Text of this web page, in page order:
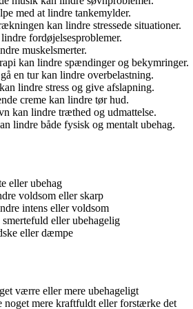
med at lindre tankemylder.
kan lindre stressede situationer.
fordøjelsesproblemer.
muskelsmerter.
kan lindre spændinger og bekymringer.
en tur kan lindre overbelastning.
lindre stress og give afslapning.
creme kan lindre tør hud.
kan lindre træthed og udmattelse.
lindre både fysisk og mentalt ubehag.
eller ubehag
voldsom eller skarp
intens eller voldsom
eller ubehagelig
eller dæmpe
værre eller mere ubehageligt
noget mere kraftfuldt eller forstærke det